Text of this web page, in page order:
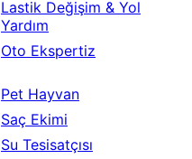
Lastik Değişim & Yol
Yardım
Oto Ekspertiz
Pet Hayvan
Saç Ekimi
Su Tesisatçısı